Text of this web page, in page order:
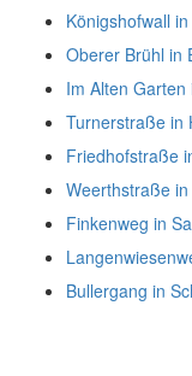
Königshofwall
Oberer Brühl in
Im Alten Garten
Turnerstraße in
Friedhofstraße
Weerthstraße
Finkenweg in
Bullergang in